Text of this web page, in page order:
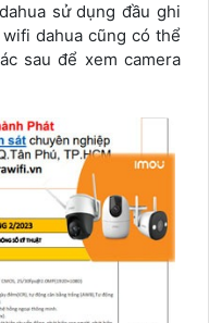
sử dụng đầu ghi
dahua cũng có thể
sau để xem camera